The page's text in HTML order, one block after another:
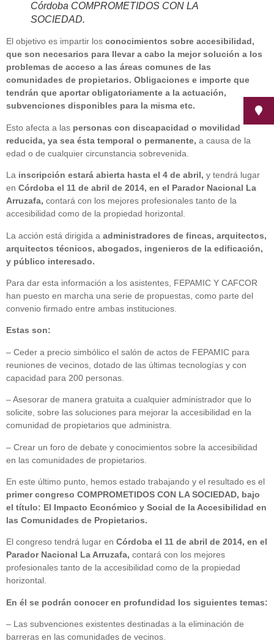
Córdoba COMPROMETIDOS CON LA
SOCIEDAD.
El objetivo es impartir los conocimientos sobre accesibilidad,
que son necesarios para llevar a cabo la mejor solución a los
problemas de acceso a las áreas comunes de las
comunidades de propietarios. Obligaciones e importe que
tendrán que aportar obligatoriamente a la actuación,
subvenciones disponibles para la misma etc.
Esto afecta a las personas con discapacidad o movilidad
reducida, ya sea ésta temporal o permanente, a causa de la
edad o de cualquier circunstancia sobrevenida.
La inscripción estará abierta hasta el 4 de abril, y tendrá lugar
en Córdoba el 11 de abril de 2014, en el Parador Nacional La
Arruzafa, contará con los mejores profesionales tanto de la
accesibilidad como de la propiedad horizontal.
La acción está dirigida a administradores de fincas, arquitectos,
arquitectos técnicos, abogados, ingenieros de la edificación,
y público interesado.
Para dar esta información a los asistentes, FEPAMIC Y CAFCOR
han puesto en marcha una serie de propuestas, como parte del
convenio firmado entre ambas instituciones.
Estas son:
– Ceder a precio simbólico el salón de actos de FEPAMIC para
reuniones de vecinos, dotado de las últimas tecnologías y con
capacidad para 200 personas.
– Asesorar de manera gratuita a cualquier administrador que lo
solicite, sobre las soluciones para mejorar la accesibilidad en la
comunidad de propietarios que administra.
– Crear un foro de debate y conocimientos sobre la accesibilidad
en las comunidades de propietarios.
En este último punto, hemos estado trabajando y el resultado es el
primer congreso COMPROMETIDOS CON LA SOCIEDAD, bajo
el título: El Impacto Económico y Social de la Accesibilidad en
las Comunidades de Propietarios.
El congreso tendrá lugar en Córdoba el 11 de abril de 2014, en el
Parador Nacional La Arruzafa, contará con los mejores
profesionales tanto de la accesibilidad como de la propiedad
horizontal.
En él se podrán conocer en profundidad los siguientes temas:
– Las subvenciones existentes destinadas a la eliminación de
barreras en las comunidades de vecinos.